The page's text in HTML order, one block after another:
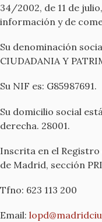
34/2002, de 11 de
información y de
Su denominación
CIUDADANIA Y
Su NIF es: G85987691.
Su domicilio social
derecha. 28001.
Inscrita en el Registro
de Madrid, sección
Tfno: 623 113 200
Email: